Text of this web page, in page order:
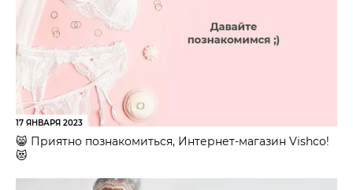
17 ЯНВАРЯ 2023
😸 Приятно познакомиться, Интернет-магазин Vishco!
😻